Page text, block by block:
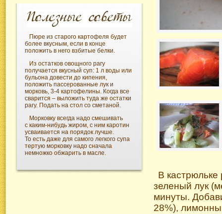
Пюре из старого картофеля будет
более вкусным, если в конце
положить в него взбитые белки.
Из остатков овощного рагу
получается вкусный суп: 1 л воды или
бульона довести до кипения,
положить пассерованные лук и
морковь, 3-4 картофелины. Когда все
сварится – выложить туда же остатки
рагу. Подать на стол со сметаной.
Морковку всегда надо смешивать
с каким-нибудь жиром, с ним каротин
усваивается на порядок лучше.
То есть даже для самого легкого супа
тертую морковку надо сначала
немножко обжарить в масле.
В кастрюльке
зеленый лук
минуты.
28%),